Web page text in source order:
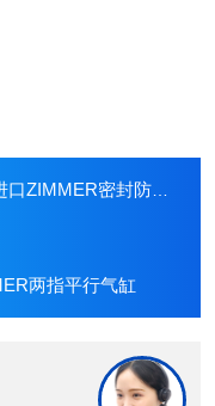
密封防腐蚀三指抓手气缸
两指平行气缸